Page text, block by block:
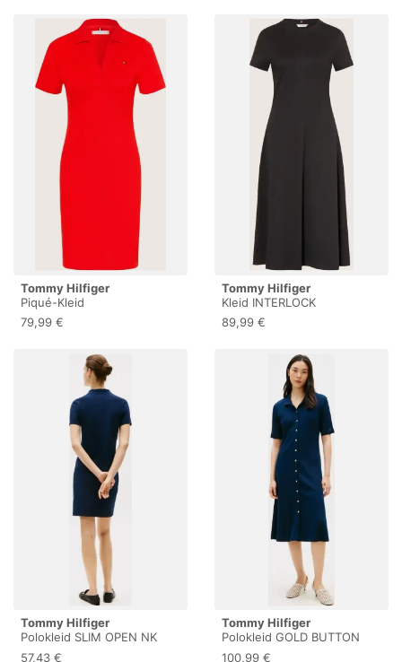
Tommy Hilfiger
Piqué-Kleid
79,99 €
Tommy Hilfiger
Kleid INTERLOCK
89,99 €
Tommy Hilfiger
Polokleid SLIM OPEN NK
POLO DRESS SS mit
57,43 €
Tommy Hilfiger
Polokleid GOLD BUTTON
F&F MIDI DRESS mit Logo-
100,99 €